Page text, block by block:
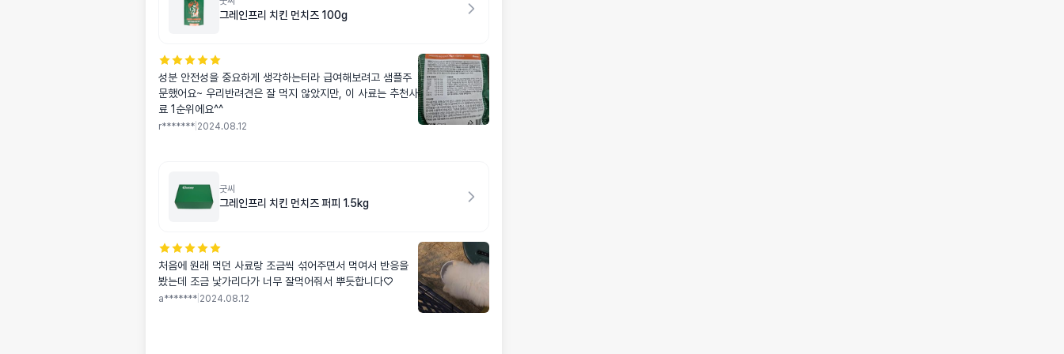
그레인프리 치킨 먼치즈 100g
성분 안전성을 중요하게 생각하는터라 급여해보려고 샘플주
문했어요~ 우리반려견은 잘 먹지 않았지만, 이 사료는 추천사
료 1순위에요^^
r******* 2024.08.12
굿씨
그레인프리 치킨 먼치즈 퍼피 1.5kg
처음에 원래 먹던 사료랑 조금씩 섞어주면서 먹여서 반응을
봤는데 조금 낯가리다가 너무 잘먹어줘서 뿌듯합니다♡
a******* 2024.08.12